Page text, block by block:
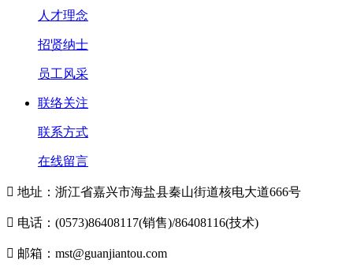
人才理念
招贤纳士
员工风采
联络关注
联系方式
在线留言
 地址：浙江省嘉兴市海盐县秦山街道核电大道666号
 电话：(0573)86408117(销售)/86408116(技术)
 邮箱：mst@guanjiantou.com